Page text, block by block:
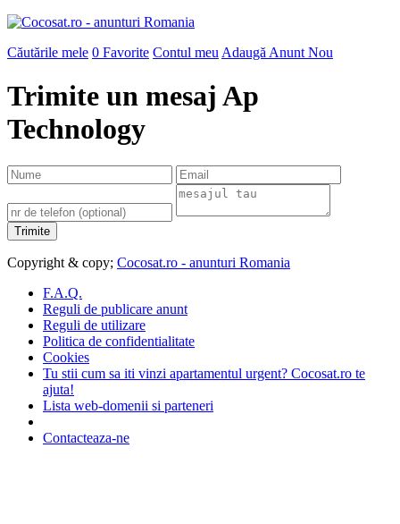
Căutările mele 0 Favorite Contul meu Adaugă Anunt Nou
Trimite un mesaj Ap
Technology
Copyright & copy; Cocosat.ro - anunturi Romania
F.A.Q.
Reguli de publicare anunt
Reguli de utilizare
Politica de confidentialitate
Cookies
Tu stii cum sa iti vinzi apartamentul urgent? Cocosat.ro te
ajuta!
Lista web-domenii si parteneri
Contacteaza-ne